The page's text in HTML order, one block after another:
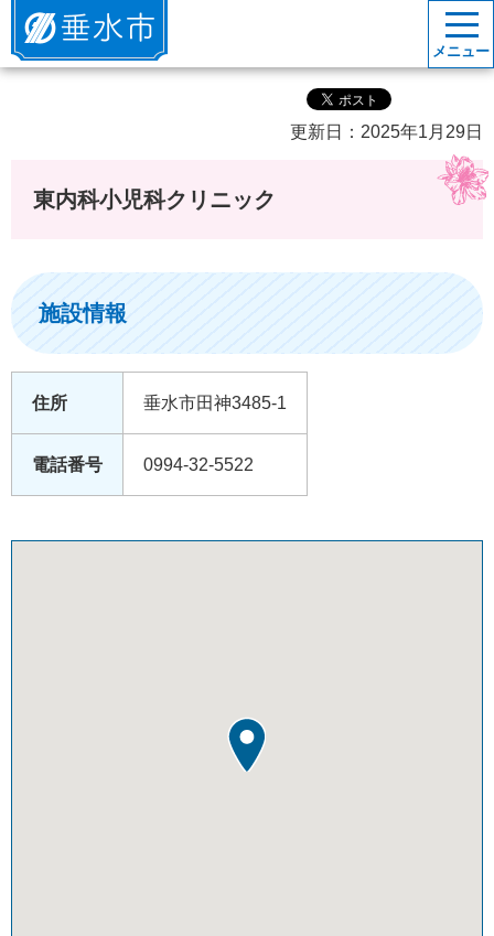
垂水市
メニュー
更新日：2025年1月29日
東内科小児科クリニック
施設情報
住所 垂水市田神3485-1
電話番号 0994-32-5522